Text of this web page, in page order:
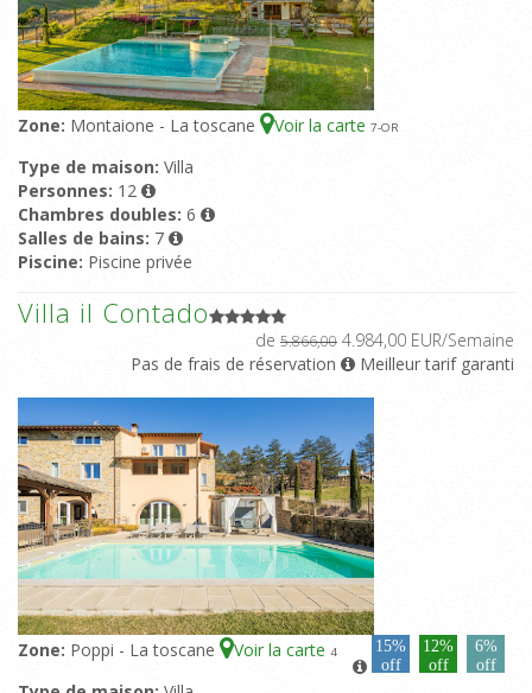
Zone: Montaione - La toscane Voir la carte 7-OR
Type de maison: Villa
Personnes: 12
Chambres doubles: 6
Salles de bains: 7
Piscine: Piscine privée
Villa il Contado
de 5.866,00 4.984,00 EUR/Semaine
Pas de frais de réservation
Meilleur tarif garanti
Zone: Poppi - La toscane Voir la carte 4
15%
off
12%
off
6%
off